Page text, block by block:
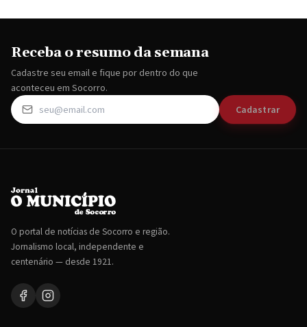
Receba o resumo da semana
Cadastre seu email e fique por dentro do que
aconteceu em Socorro.
Cadastrar
O portal de notícias de Socorro e região.
Jornalismo local, independente e
centenário — desde 1921.